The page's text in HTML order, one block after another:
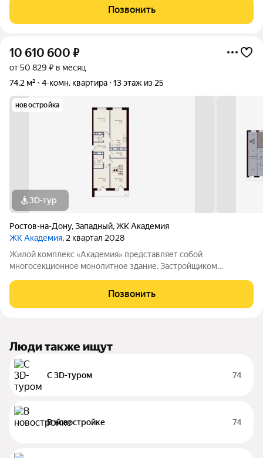
транспортной развязки с более чем 10 маршрутами
транспорта по всему городу! - рядом вся
Позвонить
10 610 600 ₽
от 50 829 ₽ в месяц
74,2 м²
4-комн. квартира 13 этаж из 25
новостройка
3D-тур
Ростов-на-Дону,Западный,ЖК Академия
ЖК Академия, 2 квартал 2028
Жилой комплекс «Академия» представляет собой
многосекционное монолитное здание. Застройщиком
не осуществляется. Благоустройство прилегающей
территории включает в себя организацию детских игровых
Позвонить
Люди также ищут
С 3D-туром 74
В новостройке 74